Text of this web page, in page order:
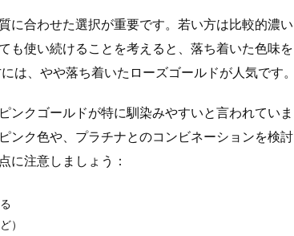
に合わせた選択が重要です。若い方は比較的濃い
も使い続けることを考えると、落ち着いた色味を
は、やや落ち着いたローズゴールドが人気です。
ンクゴールドが特に馴染みやすいと言われていま
ンク色や、プラチナとのコンビネーションを検討
に注意しましょう：
）